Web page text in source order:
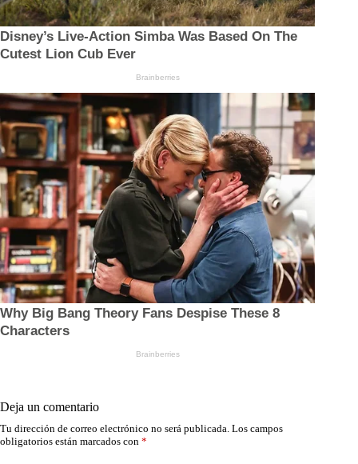
Deja un comentario
Tu dirección de correo electrónico no será publicada. Los campos
obligatorios están marcados con *